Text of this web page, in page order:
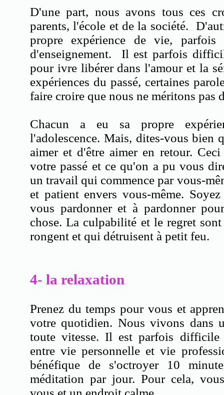
D'une part, nous avons tous ces
parents, l'école et de la société.
propre expérience de vie,
d'enseignement. Il est parfois
pour ivre libérer dans l'amour et la
expériences du passé, certaines
faire croire que nous ne méritons
Chacun a eu sa propre
l'adolescence. Mais, dites-vous bien
aimer et d'être aimer en retour.
votre passé et ce qu'on a pu vous
un travail qui commence par vous-
et patient envers vous-même.
vous pardonner et à pardonner
chose. La culpabilité et le regret
rongent et qui détruisent à petit
4- la relaxation
Prenez du temps pour vous et
votre quotidien. Nous vivons dans
toute vitesse. Il est parfois
entre vie personnelle et vie
bénéfique de s'octroyer 10
méditation par jour. Pour cela,